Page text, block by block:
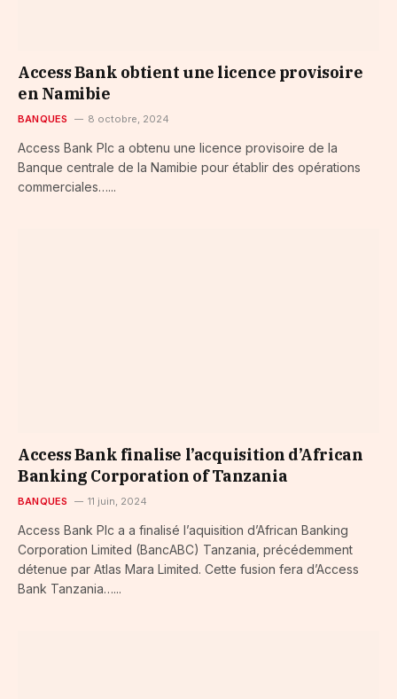
Access Bank obtient une licence provisoire
en Namibie
BANQUES 8 octobre, 2024
Access Bank Plc a obtenu une licence provisoire de la
Banque centrale de la Namibie pour établir des opérations
commerciales…...
Access Bank finalise l’acquisition d’African
Banking Corporation of Tanzania
BANQUES 11 juin, 2024
Access Bank Plc a a finalisé l’aquisition d’African Banking
Corporation Limited (BancABC) Tanzania, précédemment
détenue par Atlas Mara Limited. Cette fusion fera d’Access
Bank Tanzania…...